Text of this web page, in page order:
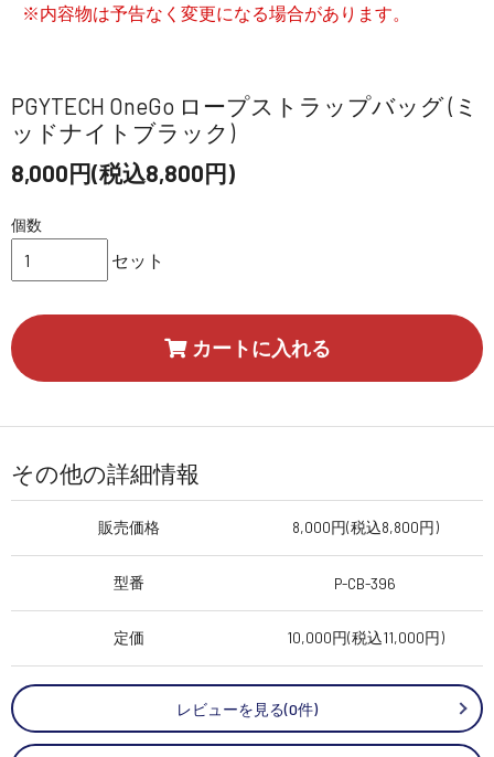
※内容物は予告なく変更になる場合があります。
PGYTECH OneGo ロープストラップバッグ (ミ
ッドナイトブラック)
8,000円(税込8,800円)
個数
セット
カートに入れる
その他の詳細情報
販売価格 8,000円(税込8,800円)
型番 P-CB-396
定価 10,000円(税込11,000円)
レビューを見る(0件)